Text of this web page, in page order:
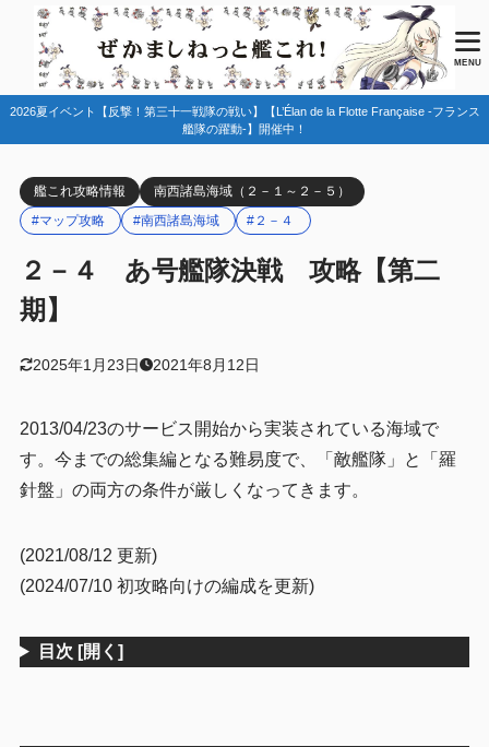
MENU
2026夏イベント【反撃！第三十一戦隊の戦い】【L’Élan de la Flotte Française -フランス
艦隊の躍動-】開催中！
艦これ攻略情報
南西諸島海域（２－１～２－５）
#マップ攻略
#南西諸島海域 #２－４
２－４ あ号艦隊決戦 攻略【第二
期】
2025年1月23日 2021年8月12日
2013/04/23のサービス開始から実装されている海域で
す。今までの総集編となる難易度で、「敵艦隊」と「羅
針盤」の両方の条件が厳しくなってきます。
(2021/08/12 更新)
(2024/07/10 初攻略向けの編成を更新)
目次 [開く]
目次
1
1.2 ルート固定
1.2.2 ランダム編成
2
3 初攻略にあたって
装備の開発
3.2.1 艦載機を揃えよう
3.2.3 渦潮対策に電探を装備しよう
「改」改装や近代化改修を目標に
4 クエスト